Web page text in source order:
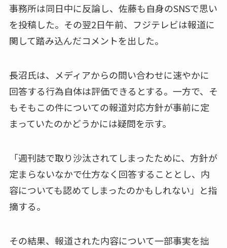
事務所は同日中に反論し、佐藤も自身のSNSで思い
を投稿した。その翌2日午前、フジテレビは報道に
関して踏み込んだコメントを出した。
長沼氏は、メディアからの問い合わせに速やかに
回答する行為自体は評価できるとする。一方で、そ
もそもこの件についての報道対応方針が事前に定
まっていたのかどうかには疑問を示す。
「週刊誌で取り沙汰されてしまったために、方針が
定まらないなかで仕方なく回答することとし、内
容についても認めてしまったのかもしれない」と指
摘する。
その結果、報道された内容について一部事実を拙